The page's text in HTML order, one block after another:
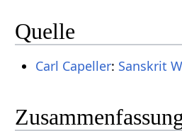
Quelle
Carl Capeller: Sanskrit